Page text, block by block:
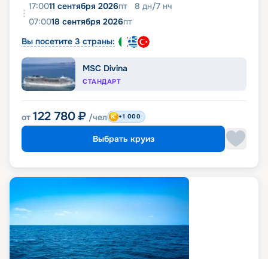
17:0011 сентября 2026пт 8 дн/7 нч
07:0018 сентября 2026пт
Вы посетите 3 страны:
MSC Divina
СТАНДАРТ
от 122 780 ₽ /чел +1 000
Выбрать круиз